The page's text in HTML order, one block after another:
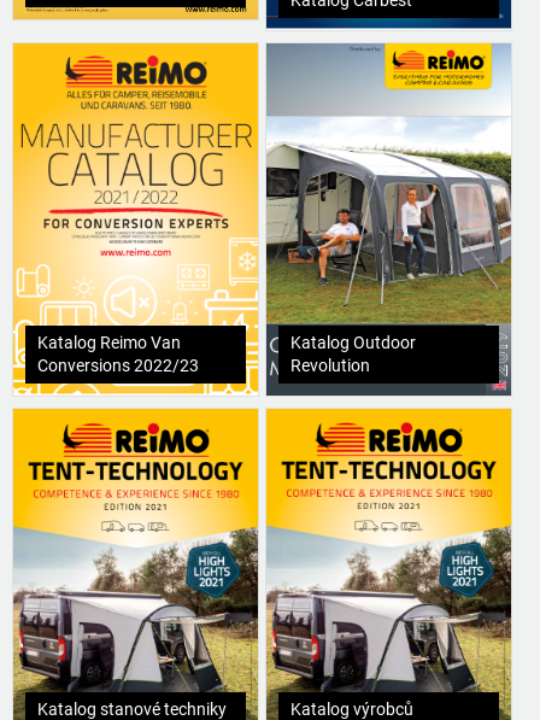
Katalog Reimo Van
Conversions 2022/23
Katalog Outdoor
Revolution
Katalog stanové techniky
Katalog výrobců